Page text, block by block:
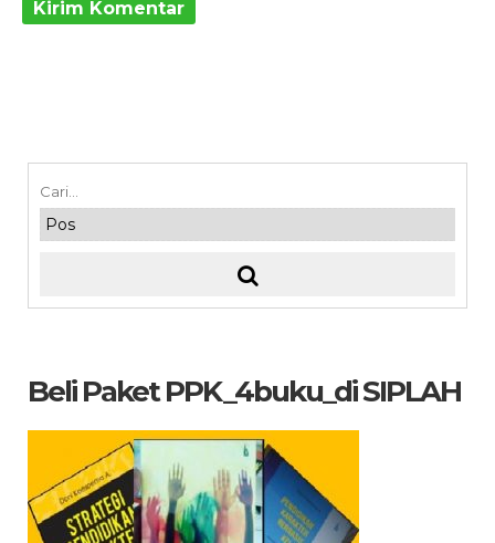
Beli Paket PPK_4buku_di SIPLAH